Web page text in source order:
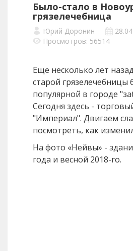
Было-стало в
грязелечебница
Юрий Доронин
Просмотров: 56514
Еще несколько лет
старой грязелечебницы
популярной в городе
Сегодня здесь -
"Империал". Двигаем
посмотреть, как
На фото «Нейвы» -
года и весной 2018-го.